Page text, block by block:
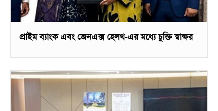
প্রাইম ব্যাংক এবং জেনএক্স হেলথ-এর মধ্যে চুক্তি স্বাক্ষর